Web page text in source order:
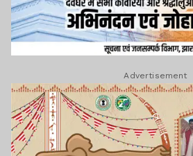
Advertisement